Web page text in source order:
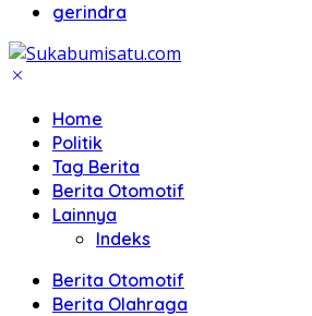
gerindra
Home
Politik
Tag Berita
Berita Otomotif
Lainnya
Indeks
Berita Otomotif
Berita Olahraga